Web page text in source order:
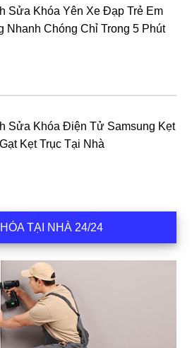
Sửa Khóa Yên Xe Đạp Trẻ Em
Nhanh Chóng Chỉ Trong 5 Phút
Sửa Khóa Điện Tử Samsung Kẹt
Kẹt Trục Tại Nhà
TẠI NHÀ 24/24